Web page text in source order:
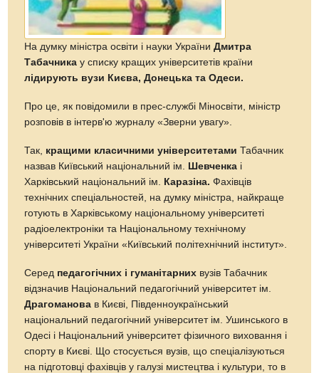
На думку міністра освіти і науки УкраїниДмитра
Табачника у списку кращих університетів країни
лідирують вузи Києва, Донецька та Одеси.
Про це, як повідомили в прес-службі Міносвіти, міністр
розповів в інтерв'ю журналу «Зверни увагу».
Так, кращими класичними університетами Табачник
назвав Київський національний ім.
Шевченка і
Харківський національний ім.
Каразіна. Фахівців
технічних спеціальностей, на думку міністра, найкраще
готують в Харківському національному університеті
радіоелектроніки та Національному технічному
університеті України «Київський політехнічний інститут».
Серед педагогічних і гуманітарних вузів Табачник
відзначив Національний педагогічний університет ім.
Драгоманова в Києві, Південноукраїнський
національний педагогічний університет ім. Ушинського в
Одесі і Національний університет фізичного виховання і
спорту в Києві. Що стосується вузів, що спеціалізуються
на підготовці фахівців у галузі мистецтва і культури, то в